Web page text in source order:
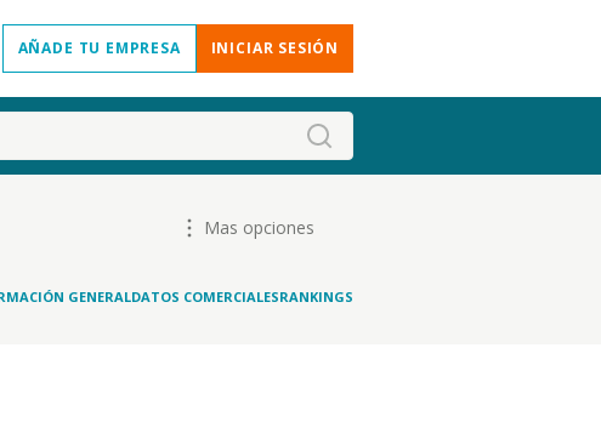
AÑADE TU EMPRESA INICIAR SESIÓN
Mas opciones
GENERALDATOS COMERCIALESRANKINGS